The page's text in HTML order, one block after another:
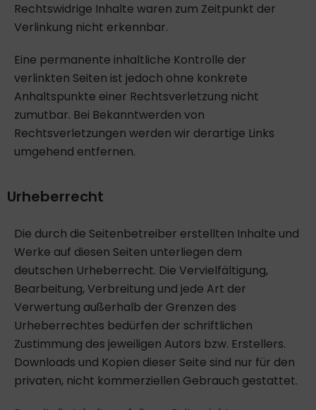
Rechtswidrige Inhalte waren zum Zeitpunkt der
Verlinkung nicht erkennbar.
Eine permanente inhaltliche Kontrolle der
verlinkten Seiten ist jedoch ohne konkrete
Anhaltspunkte einer Rechtsverletzung nicht
zumutbar. Bei Bekanntwerden von
Rechtsverletzungen werden wir derartige Links
umgehend entfernen.
Urheberrecht
Die durch die Seitenbetreiber erstellten Inhalte und
Werke auf diesen Seiten unterliegen dem
deutschen Urheberrecht. Die Vervielfältigung,
Bearbeitung, Verbreitung und jede Art der
Verwertung außerhalb der Grenzen des
Urheberrechtes bedürfen der schriftlichen
Zustimmung des jeweiligen Autors bzw. Erstellers.
Downloads und Kopien dieser Seite sind nur für den
privaten, nicht kommerziellen Gebrauch gestattet.